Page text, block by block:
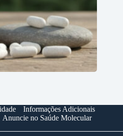
Informações Adicionais
Anuncie no Saúde Molecular